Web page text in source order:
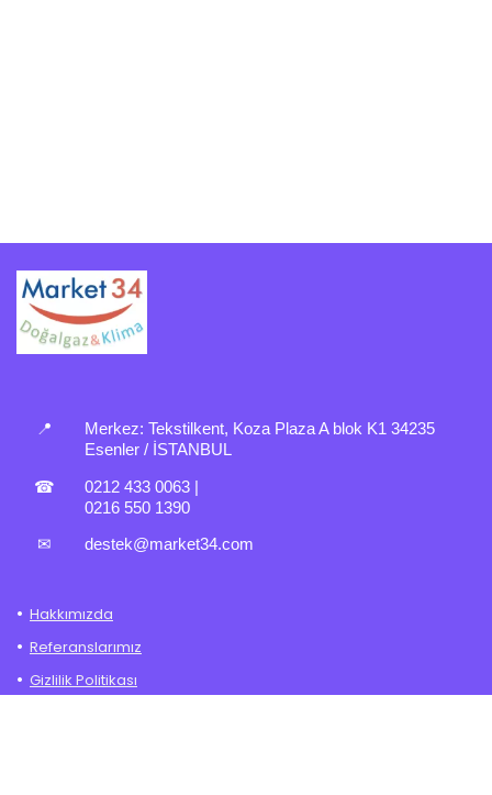
📍 Merkez: Tekstilkent, Koza Plaza A blok K1 34235
Esenler / İSTANBUL
☎ 0212 433 0063
0216 550 1390
✉ destek@market34.com
Hakkımızda
Referanslarımız
Gizlilik Politikası